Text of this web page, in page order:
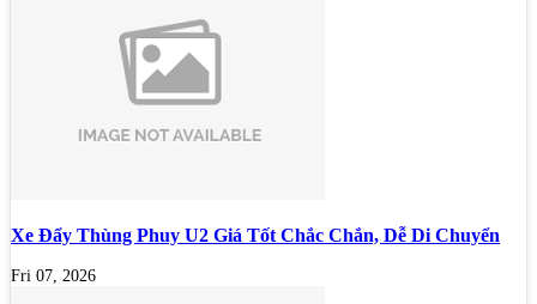
Xe Đẩy Thùng Phuy U2 Giá Tốt Chắc Chắn, Dễ Di Chuyển
Fri 07, 2026